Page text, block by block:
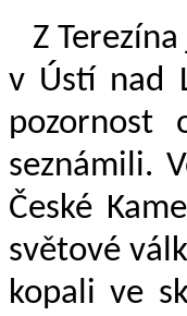
Z
v Ústí nad
pozornost
seznámili.
České
světové
kopali ve